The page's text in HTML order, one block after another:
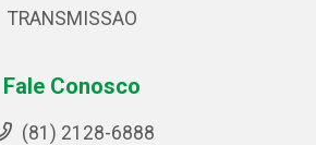
TRANSMISSAO
Fale Conosco
(81) 2128-6888